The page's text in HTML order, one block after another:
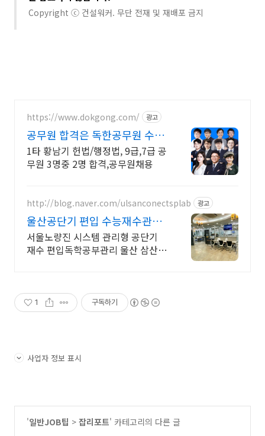
Copyright ⓒ 건설워커. 무단 전재 및 재배포 금지
https://www.dokgong.com/ 광고
공무원 합격은 독한공무원 수강
생 합격률 71%
1타 황남기 헌법/행정법, 9급,7급 공
무원 3명중 2명 합격,공무원채용
http://blog.naver.com/ulsanconectsplab 광고
울산공단기 편입 수능재수관리
공단기 경단기 관리형 독학관
서울노량진 시스템 관리형 공단기
재수 편입독학공부관리 울산 삼산점
1 구독하기
사업자 정보 표시
'일반JOB팁 > 잡리포트' 카테고리의 다른 글